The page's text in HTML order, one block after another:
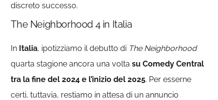
discreto successo.
The Neighborhood 4 in Italia
In Italia, ipotizziamo il debutto di The Neighborhood
quarta stagione ancora una voltasu Comedy Central
tra la fine del 2024 e l’inizio del 2025. Per esserne
certi, tuttavia, restiamo in attesa di un annuncio